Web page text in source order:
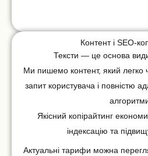
Контент і SEO-
Тексти — це основа
Ми пишемо контент, який легко
запит користувача і повністю
Якісний копірайтинг
індексацію та
Актуальні тарифи можна